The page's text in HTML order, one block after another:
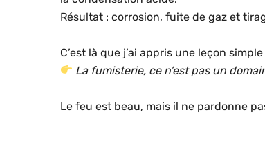
Résultat : corrosion, fuite de gaz et
C’est là que j’ai appris une leçon simple
La fumisterie, ce n’est pas un
Le feu est beau, mais il ne pardonne